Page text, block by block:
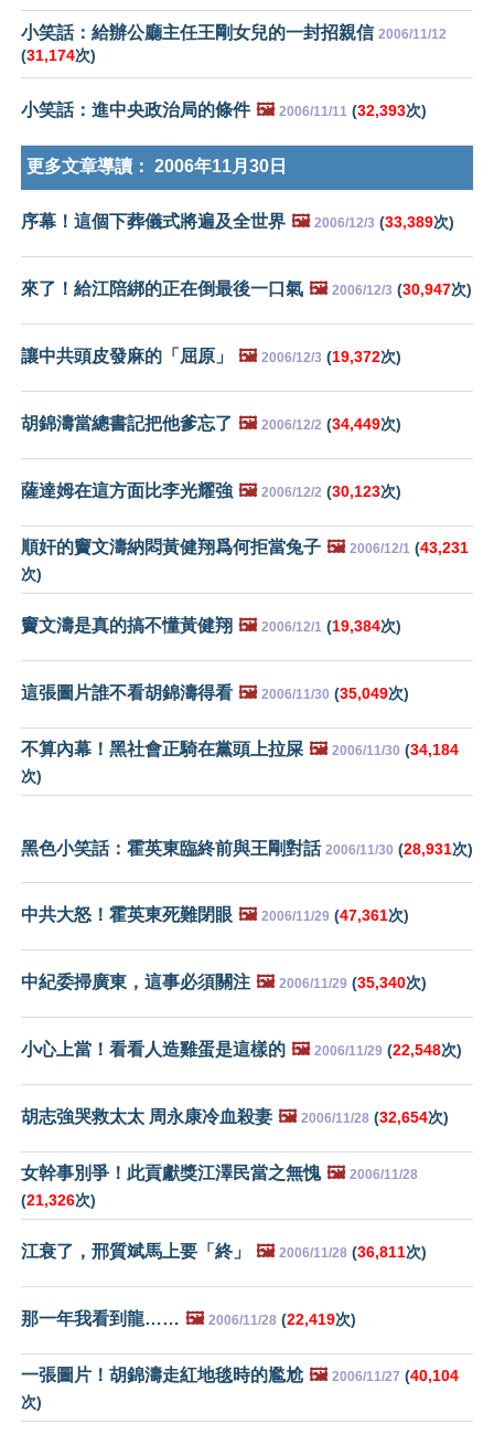
小笑話：給辦公廳主任王剛女兒的一封招親信 2006/11/12
(31,174次)
小笑話：進中央政治局的條件 🖼️ 2006/11/11 (32,393次)
更多文章導讀： 2006年11月30日
序幕！這個下葬儀式將遍及全世界 🖼️ 2006/12/3 (33,389次)
來了！給江陪綁的正在倒最後一口氣 🖼️ 2006/12/3 (30,947次)
讓中共頭皮發麻的「屈原」 🖼️ 2006/12/3 (19,372次)
胡錦濤當總書記把他爹忘了 🖼️ 2006/12/2 (34,449次)
薩達姆在這方面比李光耀強 🖼️ 2006/12/2 (30,123次)
順奸的竇文濤納悶黃健翔爲何拒當兔子 🖼️ 2006/12/1 (43,231
次)
竇文濤是真的搞不懂黃健翔 🖼️ 2006/12/1 (19,384次)
這張圖片誰不看胡錦濤得看 🖼️ 2006/11/30 (35,049次)
不算內幕！黑社會正騎在黨頭上拉屎 🖼️ 2006/11/30 (34,184
次)
黑色小笑話：霍英東臨終前與王剛對話 2006/11/30 (28,931次)
中共大怒！霍英東死難閉眼 🖼️ 2006/11/29 (47,361次)
中紀委掃廣東，這事必須關注 🖼️ 2006/11/29 (35,340次)
小心上當！看看人造雞蛋是這樣的 🖼️ 2006/11/29 (22,548次)
胡志強哭救太太 周永康冷血殺妻 🖼️ 2006/11/28 (32,654次)
女幹事別爭！此貢獻獎江澤民當之無愧 🖼️ 2006/11/28
(21,326次)
江衰了，邢質斌馬上要「終」 🖼️ 2006/11/28 (36,811次)
那一年我看到龍…… 🖼️ 2006/11/28 (22,419次)
一張圖片！胡錦濤走紅地毯時的尷尬 🖼️ 2006/11/27 (40,104
次)